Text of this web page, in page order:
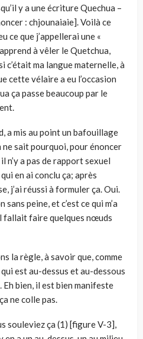
y a une écriture Quechua –
: chjounaiaie]. Voilà ce
ce que j’ap­pellerai une «
à vêler le Quetchua,
c’était ma langue maternelle, à
cette vélaire a eu l’occasion
ça passe beaucoup par le
a mis au point un bafouillage
ne sait pourquoi, pour énoncer
n’y a pas de rapport sexuel
qui en ai conclu ça; après
j’ai réussi à formuler ça. Oui.
sans peine, et c’est ce qui m’a
fallait faire quelques nœuds
la règle, à savoir que, comme
est au-dessus et au-dessous
Eh bien, il est bien manifeste
ne colle pas.
soule­viez ça (1) [figure V-3],